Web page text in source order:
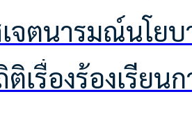
เจตนารมณ์นโย
เรื่องร้องเรีย